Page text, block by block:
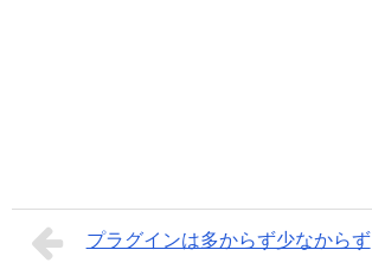
プラグインは多からず少なからず